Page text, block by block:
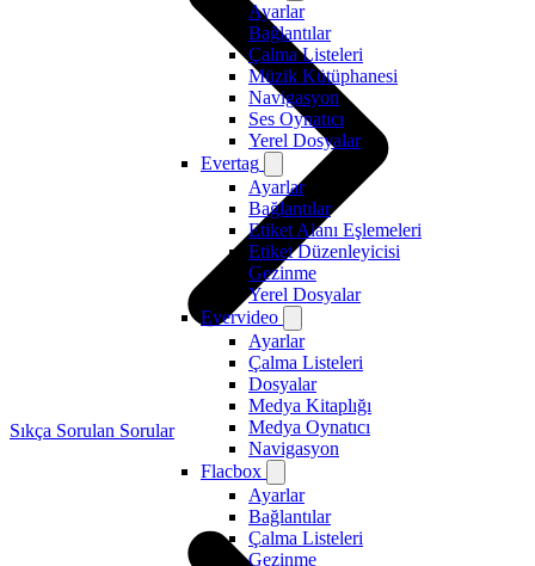
Ayarlar
Bağlantılar
Çalma Listeleri
Müzik Kütüphanesi
Navigasyon
Ses Oynatıcı
Yerel Dosyalar
Evertag
Ayarlar
Bağlantılar
Etiket Alanı Eşlemeleri
Etiket Düzenleyicisi
Gezinme
Yerel Dosyalar
Evervideo
Ayarlar
Çalma Listeleri
Dosyalar
Medya Kitaplığı
Medya Oynatıcı
Navigasyon
Flacbox
Ayarlar
Bağlantılar
Çalma Listeleri
Gezinme
Sıkça Sorulan Sorular